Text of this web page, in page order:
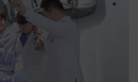
#척추압박골절
#허리디스크